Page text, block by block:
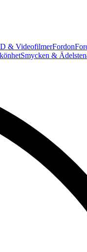
& VideofilmerFordon
Smycken &